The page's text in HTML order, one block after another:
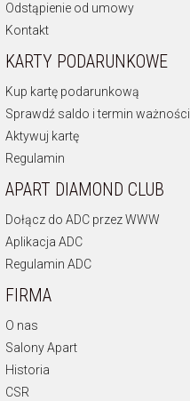
Odstąpienie od umowy
Kontakt
KARTY PODARUNKOWE
Kup kartę podarunkową
Sprawdź saldo i termin ważności
Aktywuj kartę
Regulamin
APART DIAMOND CLUB
Dołącz do ADC przez WWW
Aplikacja ADC
Regulamin ADC
FIRMA
O nas
Salony Apart
Historia
CSR